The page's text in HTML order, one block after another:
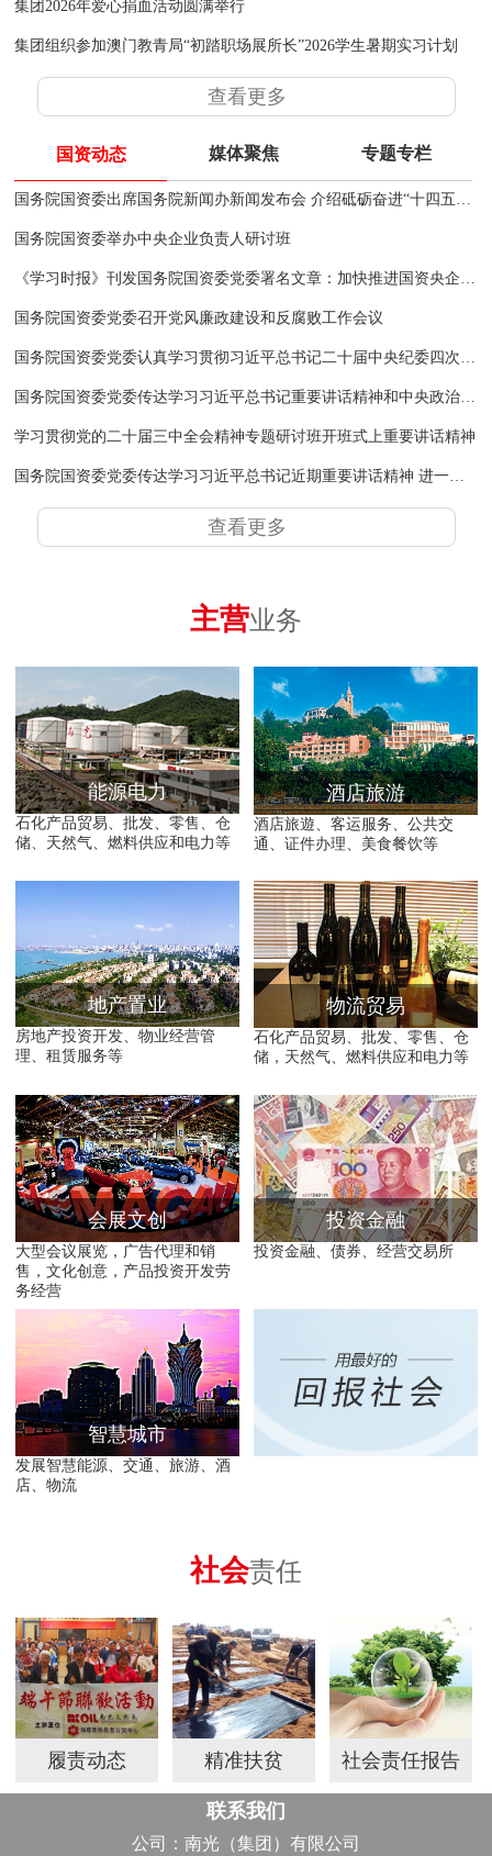
集团2026年爱心捐血活动圆满举行
集团组织参加澳门教青局“初踏职场展所长”2026学生暑期实习计划
查看更多
国资动态 媒体聚焦 专题专栏
国务院国资委举办中央企业负责人研讨班
国务院国资委党委召开党风廉政建设和反腐败工作会议
学习贯彻党的二十届三中全会精神专题研讨班开班式上重要讲话精神
查看更多
主营业务
能源电力
石化产品贸易、批发、零售、仓
储、天然气、燃料供应和电力等
酒店旅游
酒店旅遊、客运服务、公共交
通、证件办理、美食餐饮等
地产置业
房地产投资开发、物业经营管
理、租赁服务等
物流贸易
石化产品贸易、批发、零售、仓
储，天然气、燃料供应和电力等
会展文创
大型会议展览，广告代理和销
售，文化创意，产品投资开发劳
务经营
投资金融
投资金融、债券、经营交易所
智慧城市
发展智慧能源、交通、旅游、酒
店、物流
社会责任
履责动态 精准扶贫 社会责任报告
联系我们
公司：南光（集团）有限公司